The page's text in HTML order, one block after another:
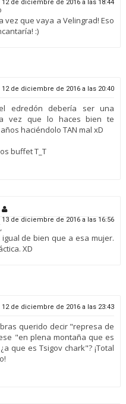
12 de diciembre de 2016 a las 18:44
vez que vaya a Velingrad! Eso
:)
12 de diciembre de 2016 a las 20:40
edredón debería ser una
vez que lo haces bien te
haciéndolo TAN mal xD
buffet T_T
13 de diciembre de 2016 a las 16:56
de bien que a esa mujer.
XD
12 de diciembre de 2016 a las 23:43
querido decir "represa de
"en plena montaña que es
que es Tsigov chark"? ¡Total